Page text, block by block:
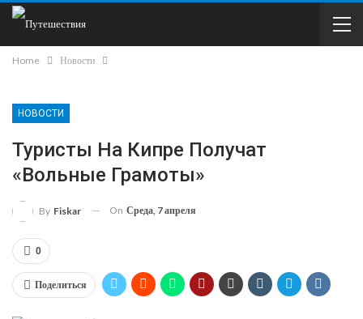
Home Новости
НОВОСТИ
Туристы На Кипре Получат
«вольные Грамоты»
By Fiskar On Среда, 7 апреля
0
Поделиться